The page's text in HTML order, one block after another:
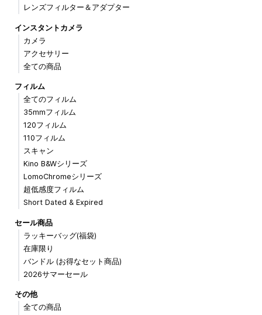
レンズフィルター＆アダプター
インスタントカメラ
カメラ
アクセサリー
全ての商品
フィルム
全てのフィルム
35mmフィルム
120フィルム
110フィルム
スキャン
Kino B&Wシリーズ
LomoChromeシリーズ
超低感度フィルム
Short Dated & Expired
セール商品
ラッキーバッグ(福袋)
在庫限り
バンドル (お得なセット商品)
2026サマーセール
その他
全ての商品